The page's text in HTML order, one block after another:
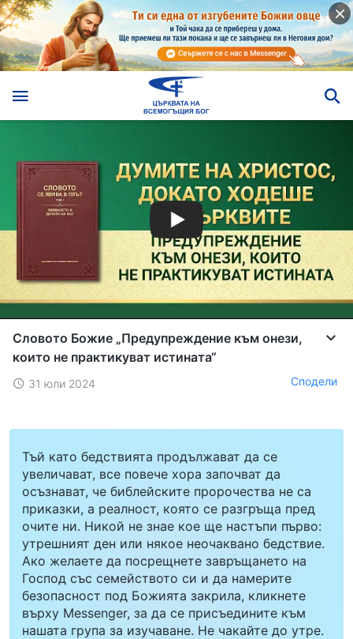
Словото Божие „Предупреждение към онези,
които не практикуват истината“
31 юли 2024 Сподели
Тъй като бедствията продължават да се
увеличават, все повече хора започват да
осъзнават, че библейските пророчества не са
приказки, а реалност, която се разгръща пред
очите ни. Никой не знае кое ще настъпи първо:
утрешният ден или някое неочаквано бедствие.
Ако желаете да посрещнете завръщането на
Господ със семейството си и да намерите
безопасност под Божията закрила, кликнете
върху Messenger, за да се присъедините към
нашата група за изучаване. Не чакайте до утре.